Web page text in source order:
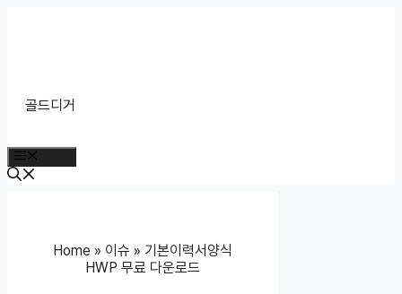
골드디거
Home » 이슈 » 기본이력서양식
HWP 무료 다운로드